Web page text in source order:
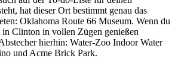
hat dieser Ort bestimmt genau das
Oklahoma Route 66 Museum. Wenn du
Clinton in vollen Zügen genießen
hierhin: Water-Zoo Indoor Water
und Acme Brick Park.